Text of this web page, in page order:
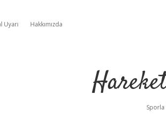
Uyarı Hakkımızda